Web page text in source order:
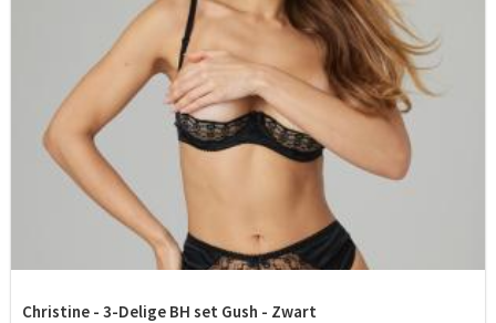
Christine - 3-Delige BH set Gush - Zwart